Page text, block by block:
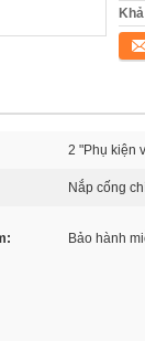
2 "Phụ kiện
Nắp cống
Bảo hành